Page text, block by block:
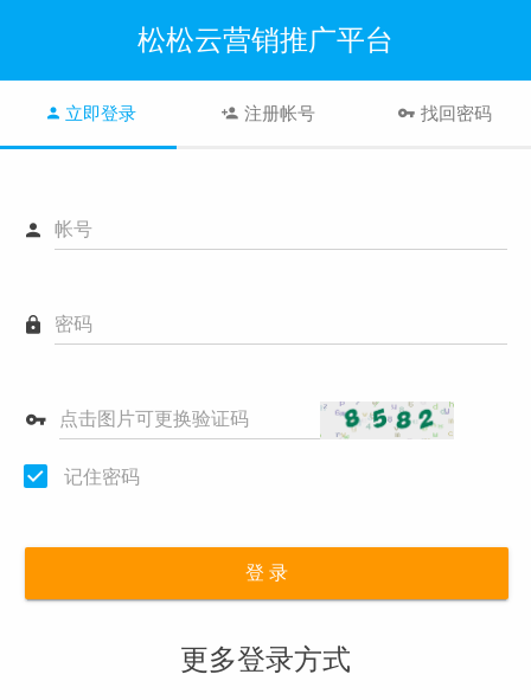
松松云营销推广平台
立即登录 注册帐号 找回密码
帐号
密码
点击图片可更换验证码
记住密码
登 录
更多登录方式